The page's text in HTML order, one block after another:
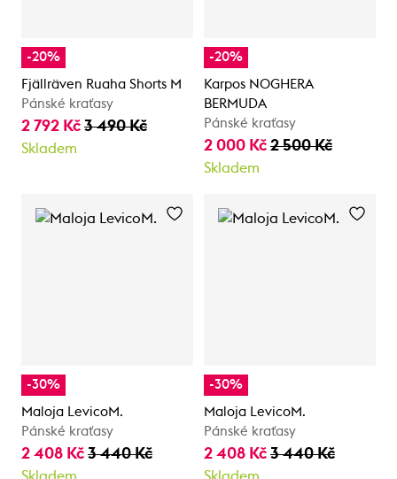
-20%
Fjällräven Ruaha Shorts M
Pánské kraťasy
2 792 Kč 3 490 Kč
Skladem
-20%
Karpos NOGHERA
BERMUDA
Pánské kraťasy
2 000 Kč 2 500 Kč
Skladem
-30%
Maloja LevicoM.
Pánské kraťasy
2 408 Kč 3 440 Kč
Skladem
-30%
Maloja LevicoM.
Pánské kraťasy
2 408 Kč 3 440 Kč
Skladem